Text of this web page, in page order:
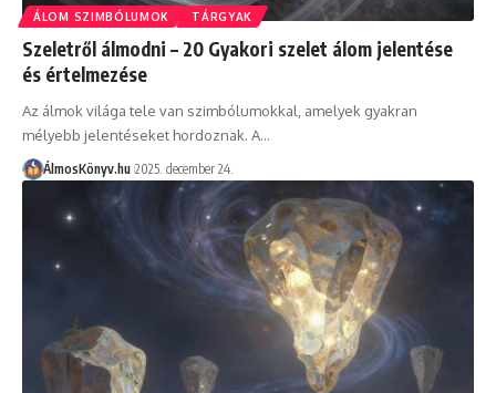
ÁLOM SZIMBÓLUMOK TÁRGYAK
Szeletről álmodni – 20 Gyakori szelet álom jelentése
és értelmezése
Az álmok világa tele van szimbólumokkal, amelyek gyakran
mélyebb jelentéseket hordoznak. A…
ÁlmosKönyv.hu 2025. december 24.